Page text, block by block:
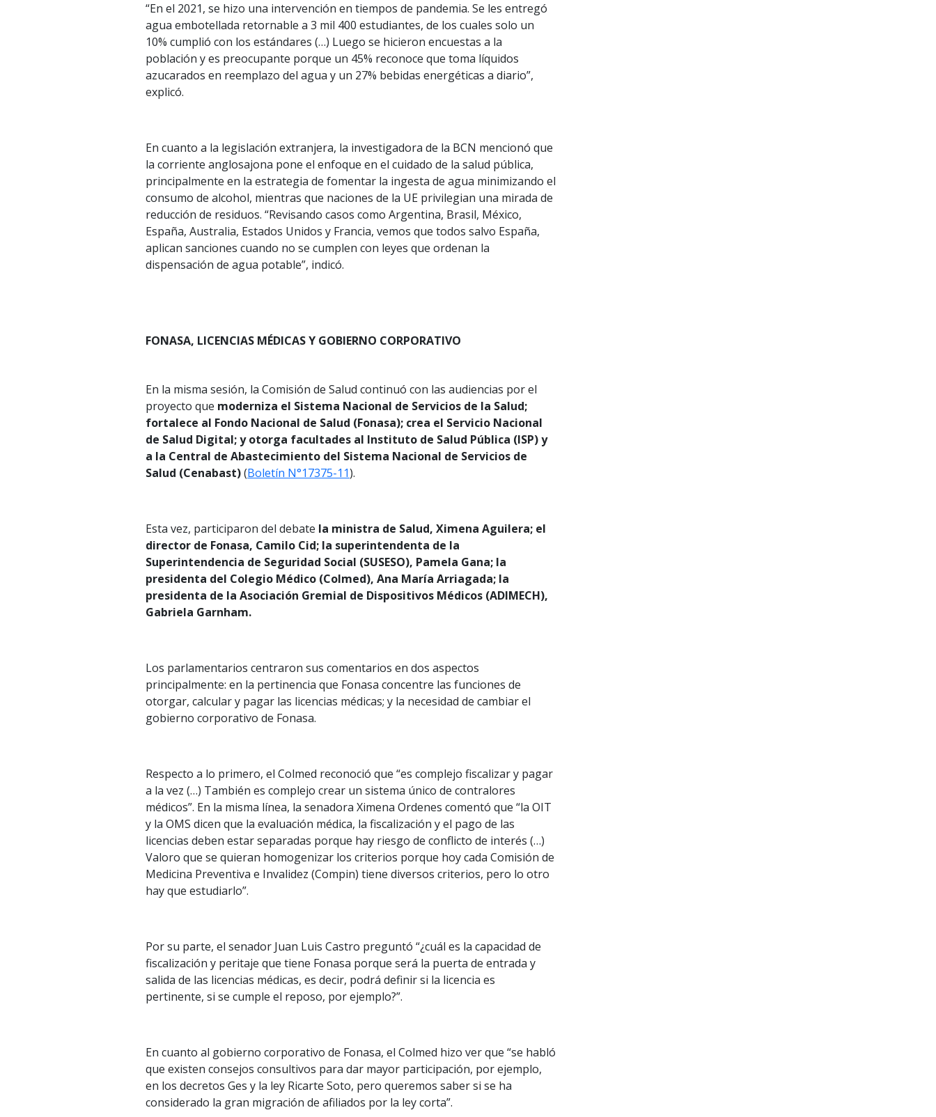
“En el 2021, se hizo una intervención en tiempos de pandemia. Se les entregó
agua embotellada retornable a 3 mil 400 estudiantes, de los cuales solo un
10% cumplió con los estándares (…) Luego se hicieron encuestas a la
población y es preocupante porque un 45% reconoce que toma líquidos
azucarados en reemplazo del agua y un 27% bebidas energéticas a diario”,
explicó.
En cuanto a la legislación extranjera, la investigadora de la BCN mencionó que
la corriente anglosajona pone el enfoque en el cuidado de la salud pública,
principalmente en la estrategia de fomentar la ingesta de agua minimizando el
consumo de alcohol, mientras que naciones de la UE privilegian una mirada de
reducción de residuos. “Revisando casos como Argentina, Brasil, México,
España, Australia, Estados Unidos y Francia, vemos que todos salvo España,
aplican sanciones cuando no se cumplen con leyes que ordenan la
dispensación de agua potable”, indicó.
FONASA, LICENCIAS MÉDICAS Y GOBIERNO CORPORATIVO
En la misma sesión, la Comisión de Salud continuó con las audiencias por el
proyecto que moderniza el Sistema Nacional de Servicios de la Salud;
fortalece al Fondo Nacional de Salud (Fonasa); crea el Servicio Nacional
de Salud Digital; y otorga facultades al Instituto de Salud Pública (ISP) y
a la Central de Abastecimiento del Sistema Nacional de Servicios de
Salud (Cenabast)(Boletín N°17375-11).
Esta vez, participaron del debate la ministra de Salud, Ximena Aguilera; el
director de Fonasa, Camilo Cid; la superintendenta de la
Superintendencia de Seguridad Social (SUSESO), Pamela Gana; la
presidenta del Colegio Médico (Colmed), Ana María Arriagada; la
presidenta de la Asociación Gremial de Dispositivos Médicos (ADIMECH),
Gabriela Garnham.
Los parlamentarios centraron sus comentarios en dos aspectos
principalmente: en la pertinencia que Fonasa concentre las funciones de
otorgar, calcular y pagar las licencias médicas; y la necesidad de cambiar el
gobierno corporativo de Fonasa.
Respecto a lo primero, el Colmed reconoció que “es complejo fiscalizar y pagar
a la vez (…) También es complejo crear un sistema único de contralores
médicos”. En la misma línea, la senadora Ximena Ordenes comentó que “la OIT
y la OMS dicen que la evaluación médica, la fiscalización y el pago de las
licencias deben estar separadas porque hay riesgo de conflicto de interés (…)
Valoro que se quieran homogenizar los criterios porque hoy cada Comisión de
Medicina Preventiva e Invalidez (Compin) tiene diversos criterios, pero lo otro
hay que estudiarlo”.
Por su parte, el senador Juan Luis Castro preguntó “¿cuál es la capacidad de
fiscalización y peritaje que tiene Fonasa porque será la puerta de entrada y
salida de las licencias médicas, es decir, podrá definir si la licencia es
pertinente, si se cumple el reposo, por ejemplo?”.
En cuanto al gobierno corporativo de Fonasa, el Colmed hizo ver que “se habló
que existen consejos consultivos para dar mayor participación, por ejemplo,
en los decretos Ges y la ley Ricarte Soto, pero queremos saber si se ha
considerado la gran migración de afiliados por la ley corta”.